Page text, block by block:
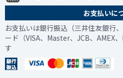
お支払いに
お支払いは銀行振込（三井住友銀行
ード（VISA、Master、JCB、AMEX
す